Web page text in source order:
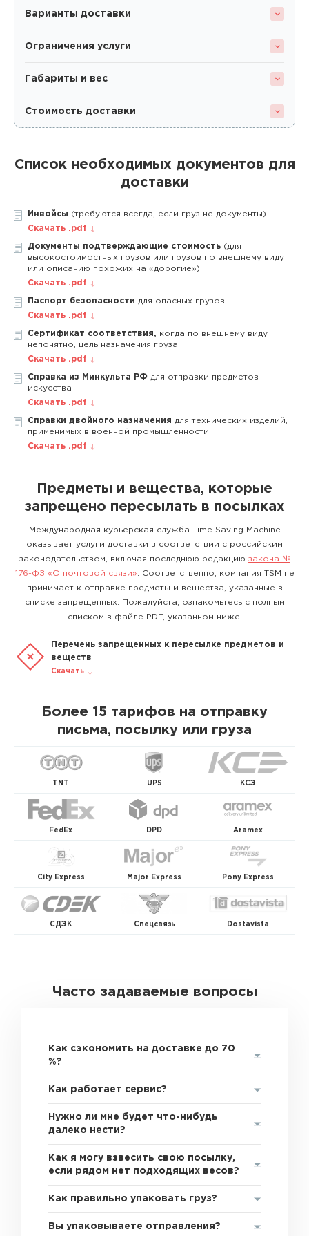
Варианты доставки
Ограничения услуги
Габариты и вес
Стоимость доставки
Список необходимых документов для
доставки
Инвойсы (требуются всегда, если груз не документы)
Скачать .pdf
Документы подтверждающие стоимость (для
высокостоимостных грузов или грузов по внешнему виду
или описанию похожих на «дорогие»)
Скачать .pdf
Паспорт безопасности для опасных грузов
Скачать .pdf
Сертификат соответствия, когда по внешнему виду
непонятно, цель назначения груза
Скачать .pdf
Справка из Минкульта РФ для отправки предметов
искусства
Скачать .pdf
Справки двойного назначения для технических изделий,
применимых в военной промышленности
Скачать .pdf
Предметы и вещества, которые
запрещено пересылать в посылках
Международная курьерская служба Time Saving Machine
оказывает услуги доставки в соответствии с российским
законодательством, включая последнюю редакцию закона №
176-ФЗ «О почтовой связи» . Соответственно, компания TSM не
принимает к отправке предметы и вещества, указанные в
списке запрещенных. Пожалуйста, ознакомьтесь с полным
списком в файле PDF, указанном ниже.
Перечень запрещенных к пересылке предметов и
веществ
Скачать
Более 15 тарифов на отправку
письма, посылку или груза
TNT UPS КСЭ
FedEx DPD Aramex
City Express Major Express Pony Express
СДЭК Спецсвязь Dostavista
Часто задаваемые вопросы
Как сэкономить на доставке до 70
%?
Как работает сервис?
Нужно ли мне будет что-нибудь
далеко нести?
Как я могу взвесить свою посылку,
если рядом нет подходящих весов?
Как правильно упаковать груз?
Вы упаковываете отправления?